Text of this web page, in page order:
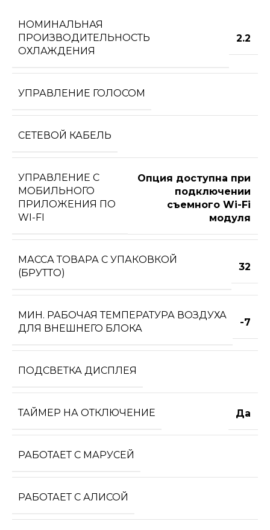
НОМИНАЛЬНАЯ
ПРОИЗВОДИТЕЛЬНОСТЬ
ОХЛАЖДЕНИЯ
2.2
УПРАВЛЕНИЕ ГОЛОСОМ
СЕТЕВОЙ КАБЕЛЬ
УПРАВЛЕНИЕ C
МОБИЛЬНОГО
ПРИЛОЖЕНИЯ ПО
WI-FI
Опция доступна при
подключении
съемного Wi-Fi
модуля
МАССА ТОВАРА С УПАКОВКОЙ
(БРУТТО)
32
МИН. РАБОЧАЯ ТЕМПЕРАТУРА ВОЗДУХА
ДЛЯ ВНЕШНЕГО БЛОКА
-7
ПОДСВЕТКА ДИСПЛЕЯ
ТАЙМЕР НА ОТКЛЮЧЕНИЕ Да
РАБОТАЕТ С МАРУСЕЙ
РАБОТАЕТ С АЛИСОЙ